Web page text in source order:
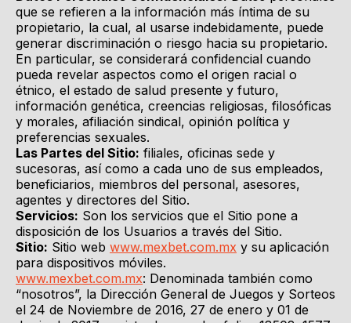
que se refieren a la información más íntima de su
propietario, la cual, al usarse indebidamente, puede
generar discriminación o riesgo hacia su propietario.
En particular, se considerará confidencial cuando
pueda revelar aspectos como el origen racial o
étnico, el estado de salud presente y futuro,
información genética, creencias religiosas, filosóficas
y morales, afiliación sindical, opinión política y
preferencias sexuales.
Las Partes del Sitio: filiales, oficinas sede y
sucesoras, así como a cada uno de sus empleados,
beneficiarios, miembros del personal, asesores,
agentes y directores del Sitio.
Servicios: Son los servicios que el Sitio pone a
disposición de los Usuarios a través del Sitio.
Sitio: Sitio web www.mexbet.com.mx y su aplicación
para dispositivos móviles.
www.mexbet.com.mx: Denominada también como
“nosotros”, la Dirección General de Juegos y Sorteos
el 24 de Noviembre de 2016, 27 de enero y 01 de